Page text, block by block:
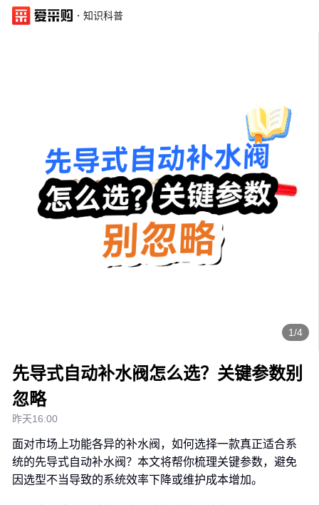
· 知识科普
1/4
先导式自动补水阀怎么选？关键参数别
忽略
昨天16:00
面对市场上功能各异的补水阀，如何选择一款真正适合系
统的先导式自动补水阀？本文将帮你梳理关键参数，避免
因选型不当导致的系统效率下降或维护成本增加。